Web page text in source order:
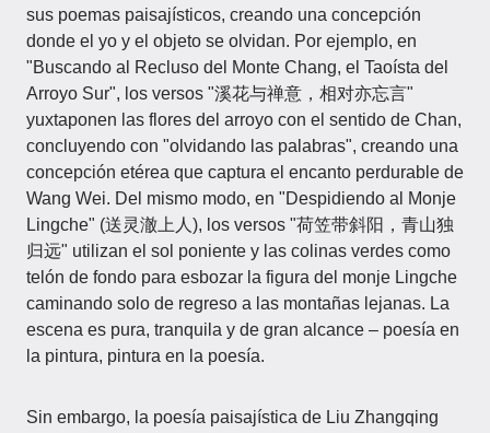
sus poemas paisajísticos, creando una concepción
donde el yo y el objeto se olvidan. Por ejemplo, en
"Buscando al Recluso del Monte Chang, el Taoísta del
Arroyo Sur", los versos "溪花与禅意，相对亦忘言"
yuxtaponen las flores del arroyo con el sentido de Chan,
concluyendo con "olvidando las palabras", creando una
concepción etérea que captura el encanto perdurable de
Wang Wei. Del mismo modo, en "Despidiendo al Monje
Lingche" (送灵澈上人), los versos "荷笠带斜阳，青山独
归远" utilizan el sol poniente y las colinas verdes como
telón de fondo para esbozar la figura del monje Lingche
caminando solo de regreso a las montañas lejanas. La
escena es pura, tranquila y de gran alcance – poesía en
la pintura, pintura en la poesía.
Sin embargo, la poesía paisajística de Liu Zhangqing